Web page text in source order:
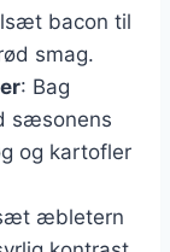
bacon til
smag.
: Bag
sæsonens
og kartofler
æbletern